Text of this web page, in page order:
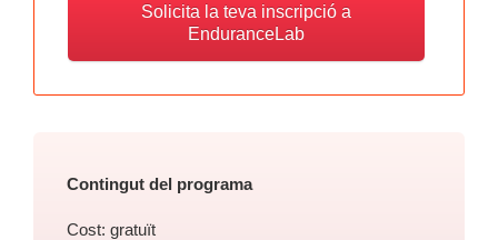
Solicita la teva inscripció a
EnduranceLab
Contingut del programa
Cost: gratuït